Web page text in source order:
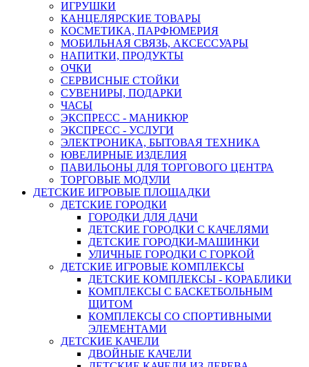
ИГРУШКИ
КАНЦЕЛЯРСКИЕ ТОВАРЫ
КОСМЕТИКА, ПАРФЮМЕРИЯ
МОБИЛЬНАЯ СВЯЗЬ, АКСЕССУАРЫ
НАПИТКИ, ПРОДУКТЫ
ОЧКИ
СЕРВИСНЫЕ СТОЙКИ
СУВЕНИРЫ, ПОДАРКИ
ЧАСЫ
ЭКСПРЕСС - МАНИКЮР
ЭКСПРЕСС - УСЛУГИ
ЭЛЕКТРОНИКА, БЫТОВАЯ ТЕХНИКА
ЮВЕЛИРНЫЕ ИЗДЕЛИЯ
ПАВИЛЬОНЫ ДЛЯ ТОРГОВОГО ЦЕНТРА
ТОРГОВЫЕ МОДУЛИ
ДЕТСКИЕ ИГРОВЫЕ ПЛОЩАДКИ
ДЕТСКИЕ ГОРОДКИ
ГОРОДКИ ДЛЯ ДАЧИ
ДЕТСКИЕ ГОРОДКИ С КАЧЕЛЯМИ
ДЕТСКИЕ ГОРОДКИ-МАШИНКИ
УЛИЧНЫЕ ГОРОДКИ С ГОРКОЙ
ДЕТСКИЕ ИГРОВЫЕ КОМПЛЕКСЫ
ДЕТСКИЕ КОМПЛЕКСЫ - КОРАБЛИКИ
КОМПЛЕКСЫ С БАСКЕТБОЛЬНЫМ
ЩИТОМ
КОМПЛЕКСЫ СО СПОРТИВНЫМИ
ЭЛЕМЕНТАМИ
ДЕТСКИЕ КАЧЕЛИ
ДВОЙНЫЕ КАЧЕЛИ